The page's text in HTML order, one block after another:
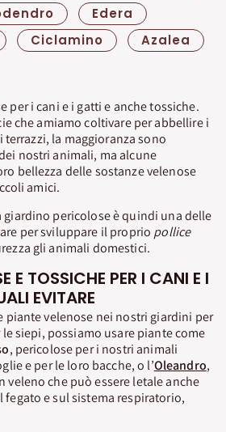
Edera
Ciclamino
Azalea
per i cani e i gatti e anche tossiche.
che amiamo coltivare per abbellire i
la maggioranza sono
nostri animali, ma alcune
bellezza delle sostanze velenose
amici.
giardino pericolose è quindi una delle
per sviluppare il proprio pollice
gli animali domestici.
E TOSSICHE PER I CANI E I
EVITARE
piante velenose nei nostri giardini per
siepi, possiamo usare piante come
, pericolose per i nostri animali
e per le loro bacche, o l’Oleandro,
veleno che può essere letale anche
fegato e sul sistema respiratorio,